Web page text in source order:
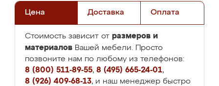
Цена Доставка Оплата
Стоимость зависит от размеров и
материалов Вашей мебели. Просто
позвоните нам по любому из телефонов:
8 (800) 511-89-55, 8 (495) 665-24-01,
8 (926) 409-68-13, и наш менеджер быстро